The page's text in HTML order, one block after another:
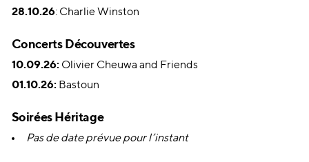
28.10.26: Charlie Winston
Concerts Découvertes
10.09.26: Olivier Cheuwa and Friends
01.10.26: Bastoun
Soirées Héritage
Pas de date prévue pour l’instant